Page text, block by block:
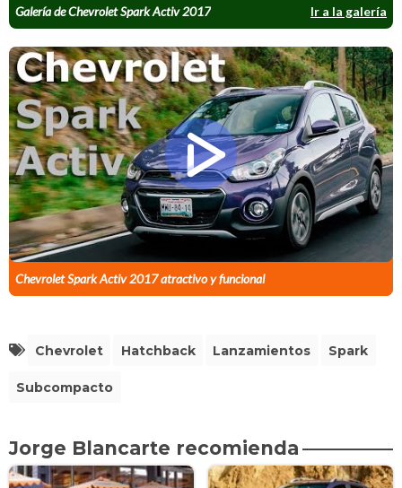
Galería de Chevrolet Spark Activ 2017 Ir a la galería
Chevrolet Spark Activ 2017 atractivo y funcional
Chevrolet Hatchback Lanzamientos Spark
Subcompacto
Jorge Blancarte recomienda